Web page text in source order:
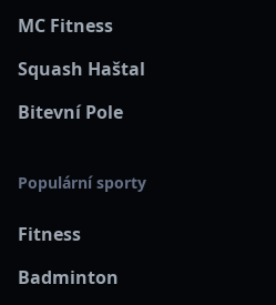
MC Fitness
Squash Haštal
Bitevní Pole
Populární sporty
Fitness
Badminton